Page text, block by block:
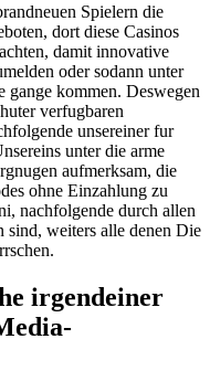
Spielern die
dort diese Casinos
damit innovative
oder sodann unter
gange kommen. Deswegen
verfugbaren
unsereiner fur
unter die arme
aufmerksam, die
ohne Einzahlung zu
nachfolgende durch allen
sind, weiters alle denen Die
irgendeiner